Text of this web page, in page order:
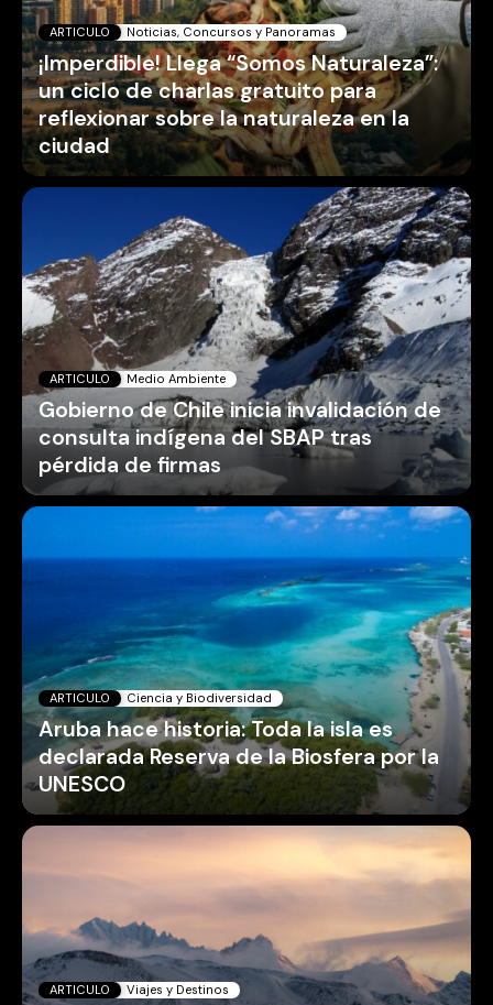
ARTICULO Noticias, Concursos y Panoramas
¡Imperdible! Llega “Somos Naturaleza”:
un ciclo de charlas gratuito para
reflexionar sobre la naturaleza en la
ciudad
ARTICULO Medio Ambiente
Gobierno de Chile inicia invalidación de
consulta indígena del SBAP tras
pérdida de firmas
ARTICULO Ciencia y Biodiversidad
Aruba hace historia: Toda la isla es
declarada Reserva de la Biosfera por la
UNESCO
ARTICULO Viajes y Destinos